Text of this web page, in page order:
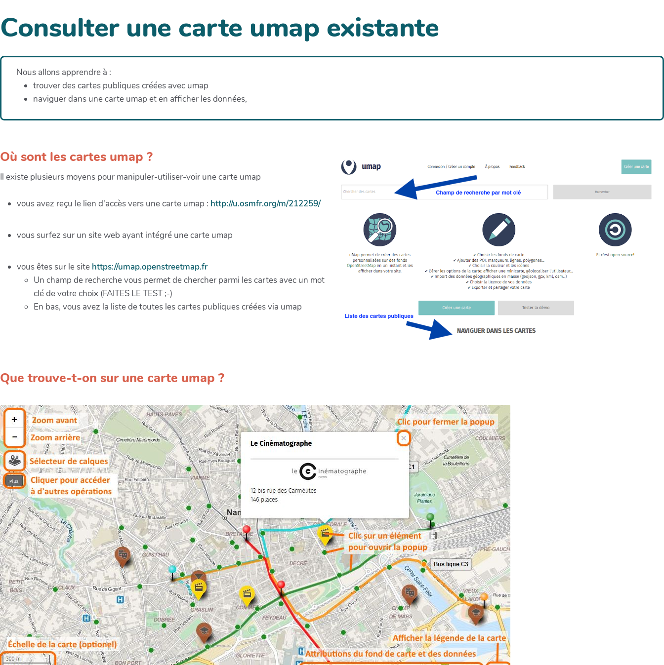
Consulter une carte umap existante
Nous allons apprendre à :
trouver des cartes publiques créées avec umap
naviguer dans une carte umap et en afficher les données,
Où sont les cartes umap ?
Il existe plusieurs moyens pour manipuler-utiliser-voir une carte umap
vous avez reçu le lien d'accès vers une carte umap : http://u.osmfr.org/m/212259/
vous surfez sur un site web ayant intégré une carte umap
vous êtes sur le site https://umap.openstreetmap.fr
Un champ de recherche vous permet de chercher parmi les cartes avec un mot
clé de votre choix (FAITES LE TEST ;-)
En bas, vous avez la liste de toutes les cartes publiques créées via umap
Que trouve-t-on sur une carte umap ?